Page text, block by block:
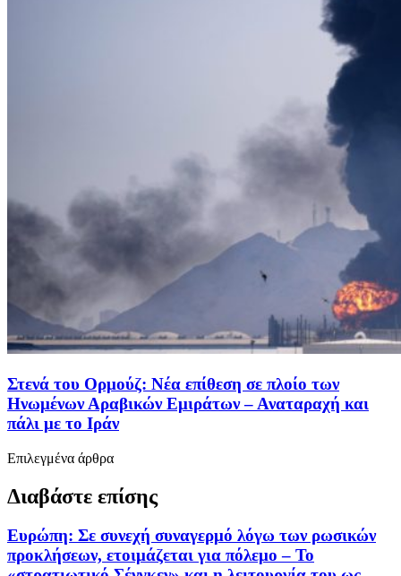
Στενά του Ορμούζ: Νέα επίθεση σε πλοίο των
Ηνωμένων Αραβικών Εμιράτων – Αναταραχή και
πάλι με το Ιράν
Επιλεγμένα άρθρα
Διαβάστε επίσης
Ευρώπη: Σε συνεχή συναγερμό λόγω των ρωσικών
προκλήσεων, ετοιμάζεται για πόλεμο – Το